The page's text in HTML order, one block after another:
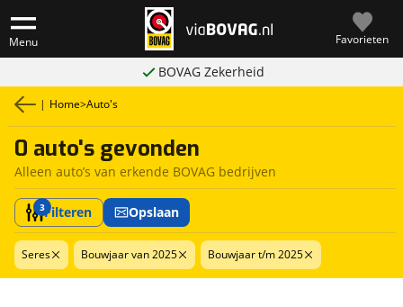
Menu Favorieten
BOVAG Zekerheid
| Home>Auto's
0 auto's gevonden
Alleen auto’s van erkende BOVAG bedrijven
3Filteren Opslaan
Seres Bouwjaar van 2025 Bouwjaar t/m 2025